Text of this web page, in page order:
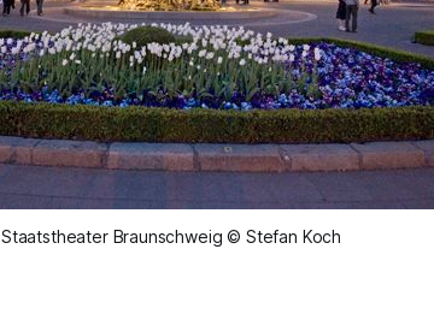
Staatstheater Braunschweig © Stefan Koch